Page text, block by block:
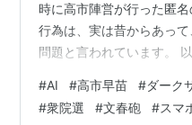
時に高市陣営が行った匿
行為は、実は昔からあっ
問題と言われています。
うのは、AIとSNSが発展
書なら印刷費や配布人員
#AI #高市早苗 #ダーク
#衆院選 #文春砲 #スマ